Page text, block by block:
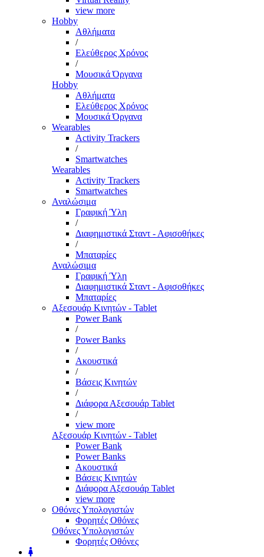
view more
Hobby
Αθλήματα
/
Ελεύθερος Χρόνος
/
Μουσικά Όργανα
Hobby
Αθλήματα
Ελεύθερος Χρόνος
Μουσικά Όργανα
Wearables
Activity Trackers
/
Smartwatches
Wearables
Activity Trackers
Smartwatches
Αναλώσιμα
Γραφική Ύλη
/
Διαφημιστικά Σταντ - Αφισοθήκες
/
Μπαταρίες
Αναλώσιμα
Γραφική Ύλη
Διαφημιστικά Σταντ - Αφισοθήκες
Μπαταρίες
Αξεσουάρ Κινητών - Tablet
Power Bank
/
Power Banks
/
Ακουστικά
/
Βάσεις Κινητών
/
Διάφορα Αξεσουάρ Tablet
/
view more
Αξεσουάρ Κινητών - Tablet
Power Bank
Power Banks
Ακουστικά
Βάσεις Κινητών
Διάφορα Αξεσουάρ Tablet
view more
Οθόνες Υπολογιστών
Φορητές Οθόνες
Οθόνες Υπολογιστών
Φορητές Οθόνες